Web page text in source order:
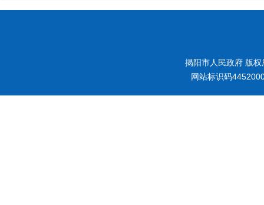
揭阳市人民政府 版
网站标识码